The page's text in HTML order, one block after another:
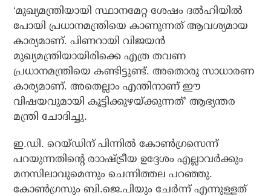
‘മുഖ്യമന്ത്രിയായി സ്ഥാനമേറ്റ ശേഷം ദല്‍ഹിയില്‍
പോയി പ്രധാനമന്ത്രിയെ കാണുന്നത് ആവശ്യമായ
കാര്യമാണ്. പിണറായി വിജയന്‍
മുഖ്യമന്ത്രിയായിരിക്കെ എത്ര തവണ
പ്രധാനമന്ത്രിയെ കണ്ടിട്ടുണ്ട്. അതൊരു സാധാരണ
കാര്യമാണ്. അതെല്ലാം എന്തിനാണ് ഈ
വിഷയവുമായി കൂട്ടിക്കുഴയ്ക്കുന്നത്’ ആഭ്യന്തര
മന്ത്രി ചോദിച്ചു.
ഇ.ഡി. റെയ്ഡിന് പിന്നില്‍ കോണ്‍ഗ്രസെന്ന്
പറയുന്നതിന്റെ രാാഷ്ട്രീയ ഉദ്ദേശം എല്ലാവര്‍ക്കും
മനസിലാവുമെന്നും ചെന്നിത്തല പറഞ്ഞു.
കോണ്‍ഗ്രസും ബി.ജെ.പിയും ചേര്‍ന്ന് എന്നുള്ളത്